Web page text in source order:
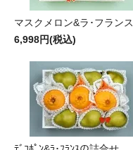
マスクメロン&ラ･フランス
6,998円(税込)